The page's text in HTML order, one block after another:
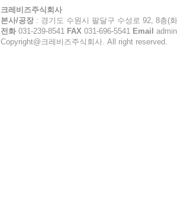
크레비즈주식회사
본사/공장 : 경기도 수원시 팔달구 수성로 92, 8층(
전화 031-239-8541 FAX 031-696-5541 Email
Copyright@크레비즈주식회사. All right reserved.